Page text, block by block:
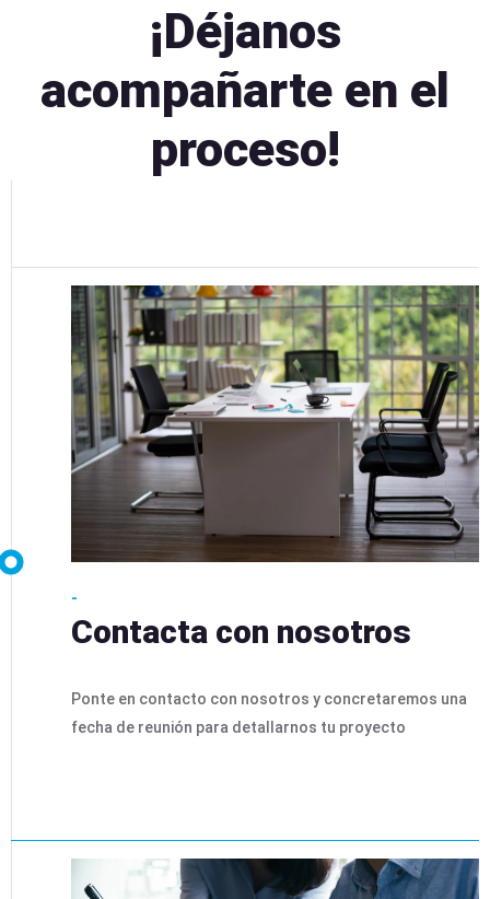
¡Déjanos
acompañarte en el
proceso!
-
Contacta con nosotros
Ponte en contacto con nosotros y concretaremos una
fecha de reunión para detallarnos tu proyecto